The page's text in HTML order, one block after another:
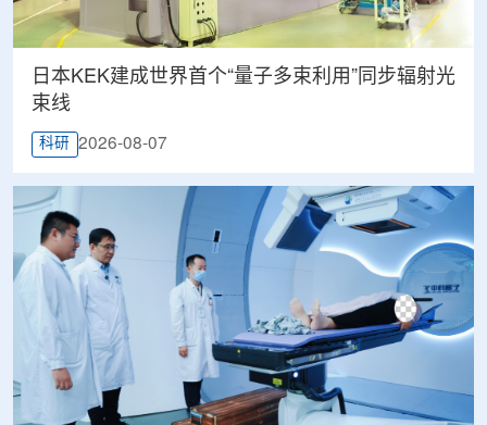
日本KEK建成世界首个“量子多束利用”同步辐射光
束线
科研 2026-08-07